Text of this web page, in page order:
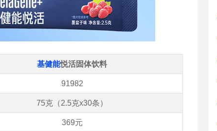
基健能悦活固体饮料
91982
75克（2.5克x30条）
369元